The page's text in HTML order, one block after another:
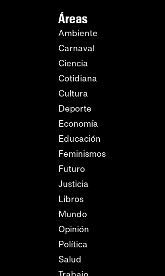
Áreas
Ambiente
Carnaval
Ciencia
Cotidiana
Cultura
Deporte
Economía
Educación
Feminismos
Futuro
Justicia
Libros
Mundo
Opinión
Política
Salud